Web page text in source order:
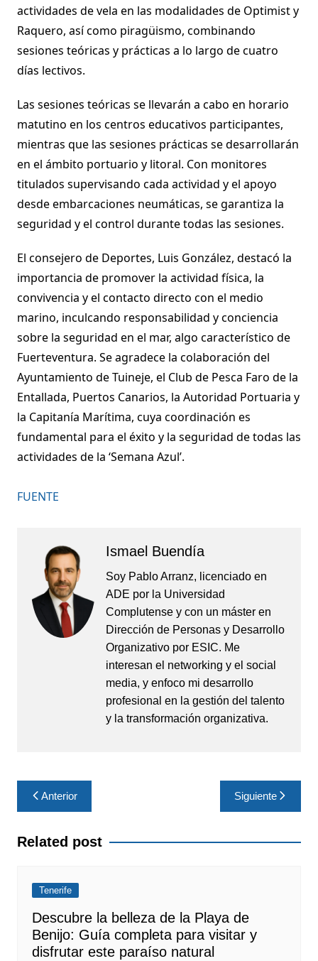
actividades de vela en las modalidades de Optimist y
Raquero, así como piragüismo, combinando
sesiones teóricas y prácticas a lo largo de cuatro
días lectivos.
Las sesiones teóricas se llevarán a cabo en horario
matutino en los centros educativos participantes,
mientras que las sesiones prácticas se desarrollarán
en el ámbito portuario y litoral. Con monitores
titulados supervisando cada actividad y el apoyo
desde embarcaciones neumáticas, se garantiza la
seguridad y el control durante todas las sesiones.
El consejero de Deportes, Luis González, destacó la
importancia de promover la actividad física, la
convivencia y el contacto directo con el medio
marino, inculcando responsabilidad y conciencia
sobre la seguridad en el mar, algo característico de
Fuerteventura. Se agradece la colaboración del
Ayuntamiento de Tuineje, el Club de Pesca Faro de la
Entallada, Puertos Canarios, la Autoridad Portuaria y
la Capitanía Marítima, cuya coordinación es
fundamental para el éxito y la seguridad de todas las
actividades de la ‘Semana Azul’.
FUENTE
Ismael Buendía
Soy Pablo Arranz, licenciado en
ADE por la Universidad
Complutense y con un máster en
Dirección de Personas y Desarrollo
Organizativo por ESIC. Me
interesan el networking y el social
media, y enfoco mi desarrollo
profesional en la gestión del talento
y la transformación organizativa.
Navegación
de
entradas
Anterior Siguiente
Related post
Tenerife
Descubre la belleza de la Playa de
Benijo: Guía completa para visitar y
disfrutar este paraíso natural